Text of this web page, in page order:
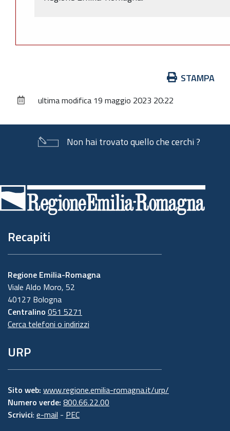
documento
STAMPA
ultima modifica 19 maggio 2023 20:22
Non hai trovato quello che cerchi ?
di
pagina
Recapiti
Regione Emilia-Romagna
Viale Aldo Moro, 52
40127 Bologna
Centralino 051 5271
Cerca telefoni o indirizzi
URP
Sito web: www.regione.emilia-romagna.it/urp/
Numero verde: 800.66.22.00
Scrivici: e-mail - PEC